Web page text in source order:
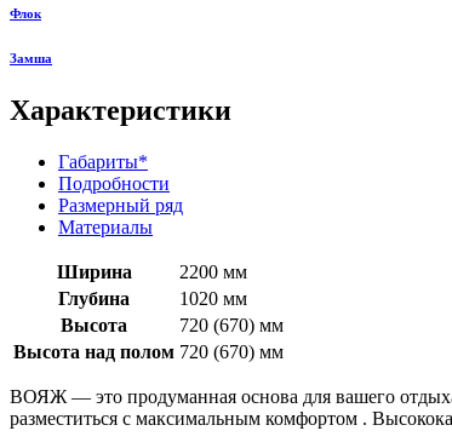
Флок
Замша
Характеристики
Габариты*
Подробности
Размерный ряд
Материалы
Ширина
2200 мм
Глубина
1020 мм
Высота
720 (670) мм
Высота над полом 720 (670) мм
ВОЯЖ — это продуманная основа для вашего
разместиться с максимальным комфортом .